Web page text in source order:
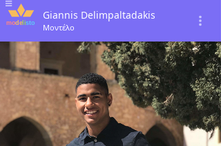
Giannis Delimpaltadakis
Μοντέλο